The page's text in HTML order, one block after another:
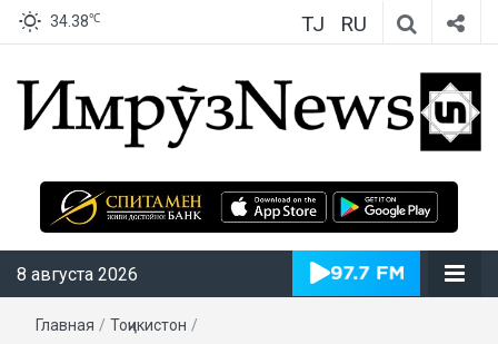
34.38℃ TJ RU
ИмрӯзNews
8 августа 2026
Главная / Тоҷикистон /